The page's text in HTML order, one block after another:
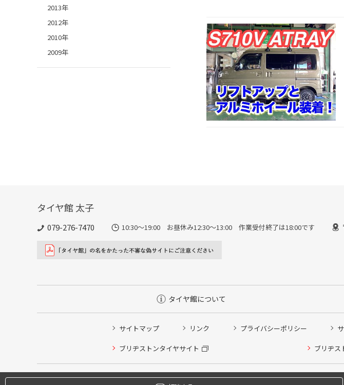
2013年
2012年
2010年
2009年
タイヤ館 太子
079-276-7470 10:30～19:00 お昼休み12:30～13:00 作業受付終了は18:00です
タイヤ館について
サイトマップ リンク プライバシーポリシー
ブリヂストンタイヤサイト ブリヂス
タイヤ点検・安全点検/タイヤ履き替え/オイル交換/その他ピット作業の予約
クローク契約会員専用タイヤ履き替え※タイヤ履き替えを希望のクローク契約会員の方はこちら
本日のタイヤ履き替え順番待ち予約 ※クローク契約会員の方はご利用いただけません